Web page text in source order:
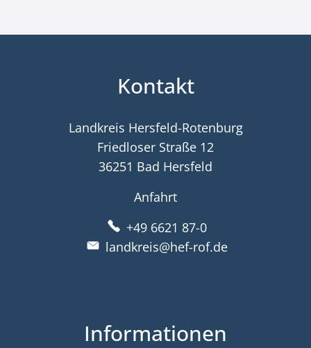
Kontakt
Landkreis Hersfeld-Rotenburg
Friedloser Straße 12
36251 Bad Hersfeld
Anfahrt
+49 6621 87-0
landkreis@hef-rof.de
Informationen